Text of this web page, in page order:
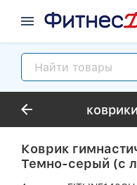
Коврик
Темно-серый (с